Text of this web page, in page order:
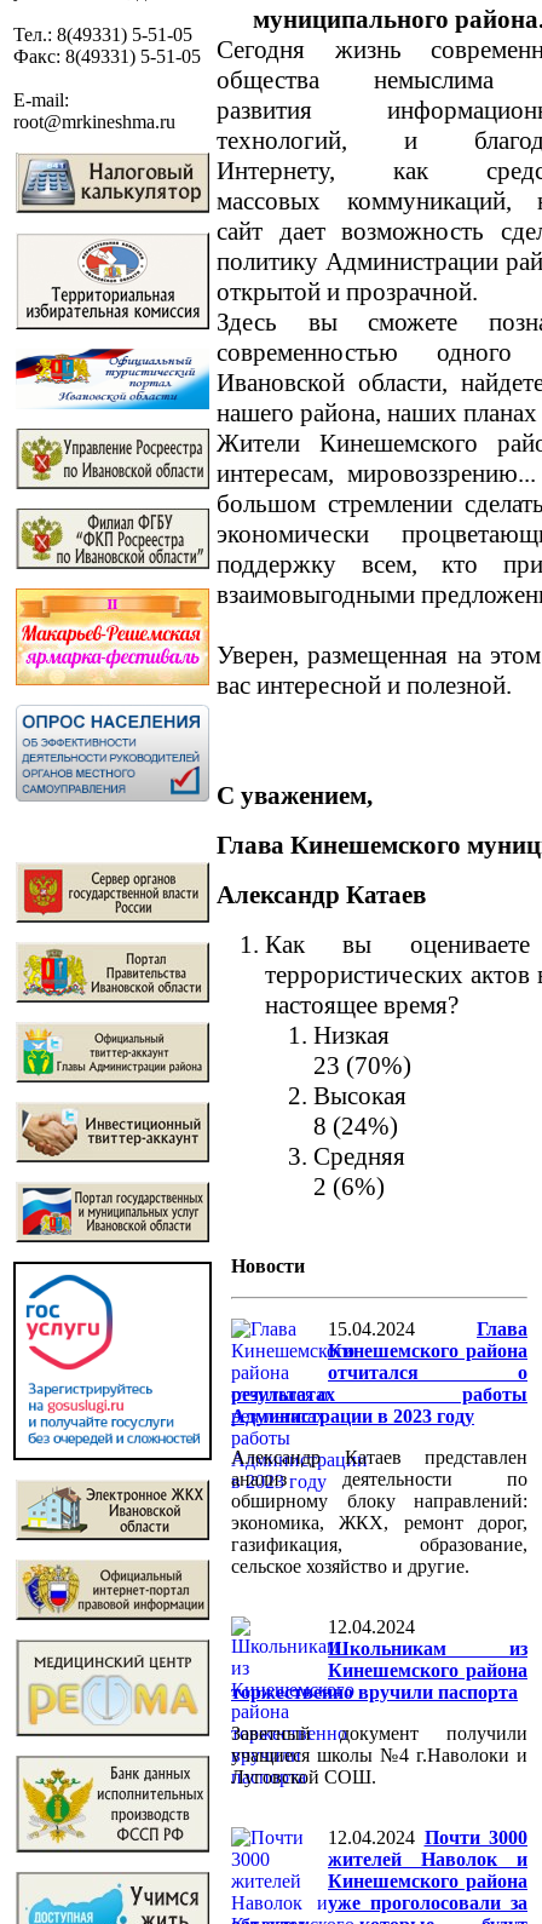
Тел.: 8(49331) 5-51-05
Факс: 8(49331) 5-51-05
E-mail:
root@mrkineshma.ru
муниципального
Сегодня жизнь
общества немыслима
развития
технологий, и
Интернету, как
массовых коммуникаций,
сайт дает возможность
политику Администрации
открытой и прозрачной.
Здесь вы сможете
современностью
Ивановской области,
нашего района, наших
Жители Кинешемского
интересам,
большом стремлении
экономически
поддержку всем, кто
взаимовыгодными
Уверен, размещенная на
вас интересной и полезной.
С уважением,
Глава Кинешемского
Александр Катаев
Как вы оцениваете
террористических
настоящее время?
Низкая
23 (70%)
Высокая
8 (24%)
Средняя
2 (6%)
Новости
15.04.2024
Глава
Кинешемского района
отчитался о
результатах работы
Администрации в 2023 году
Александр Катаев представлен
анализ деятельности по
обширному блоку направлений:
экономика, ЖКХ, ремонт дорог,
газификация, образование,
сельское хозяйство и другие.
12.04.2024
Школьникам из
Кинешемского района
торжественно вручили паспорта
Заветный документ получили
учащиеся школы №4 г.Наволоки и
Луговской СОШ.
12.04.2024 Почти 3000
жителей Наволок и
Кинешемского района
уже проголосовали за